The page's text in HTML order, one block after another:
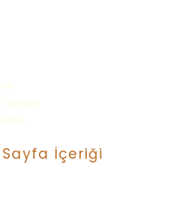
isteyen
Sayfa İçeriği